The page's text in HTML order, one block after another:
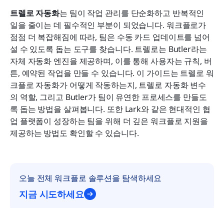
트렐로 자동화는 팀이 작업 관리를 단순화하고 반복적인
일을 줄이는 데 필수적인 부분이 되었습니다. 워크플로가
점점 더 복잡해짐에 따라, 팀은 수동 카드 업데이트를 넘어
설 수 있도록 돕는 도구를 찾습니다. 트렐로는 Butler라는
자체 자동화 엔진을 제공하며, 이를 통해 사용자는 규칙, 버
튼, 예약된 작업을 만들 수 있습니다. 이 가이드는 트렐로 워
크플로 자동화가 어떻게 작동하는지, 트렐로 자동화 변수
의 역할, 그리고 Butler가 팀이 유연한 프로세스를 만들도
록 돕는 방법을 살펴봅니다. 또한 Lark와 같은 현대적인 협
업 플랫폼이 성장하는 팀을 위해 더 깊은 워크플로 지원을
제공하는 방법도 확인할 수 있습니다.
오늘 전체 워크플로 솔루션을 탐색하세요
지금 시도하세요
트렐로 자동화 가격
팀별 Trello 워크플로 자동화 활용 사례
고려해야 할 Trello 자동화의 한계
Lark가 더 강력한 종단 간 워크플로 자동화를 제공하
는 방법
보너스 섹션: 자동화를 위한 Lark 즉시 사용 가능한
템플릿
자주 묻는 질문